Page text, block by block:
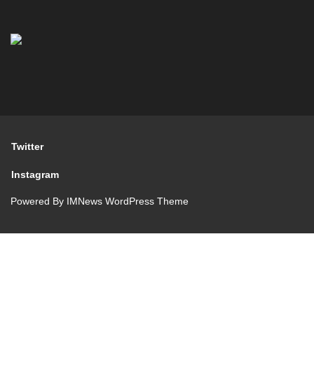
Twitter
Instagram
Powered By IMNews WordPress Theme